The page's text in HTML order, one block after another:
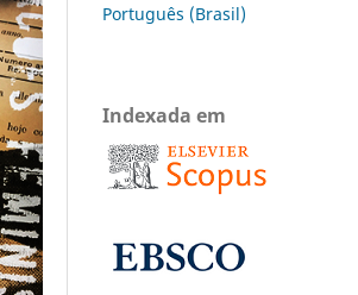
Português (Brasil)
Indexada em